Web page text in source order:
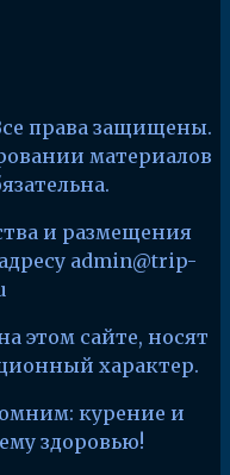
права защищены.
материалов
и размещения
admin@trip-
этом сайте, носят
характер.
курение и
здоровью!